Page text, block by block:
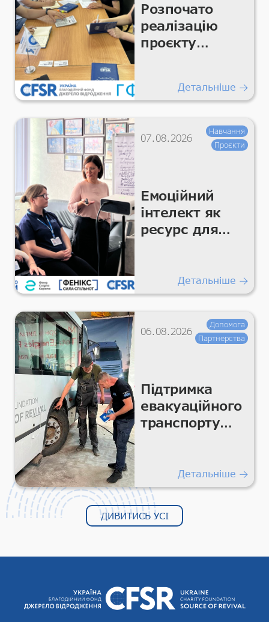
Розпочато
реалізацію
проєкту
покращень
важливих
умов та
Детальніше
07.08.2026
Навчання
Проєкти
Емоційний
інтелект як
ресурс для
Детальніше
06.08.2026
Допомога
Партнерства
Підтримка
евакуаційного
транспорту
перевезень
Детальніше
ДИВИТИСЬ УСІ